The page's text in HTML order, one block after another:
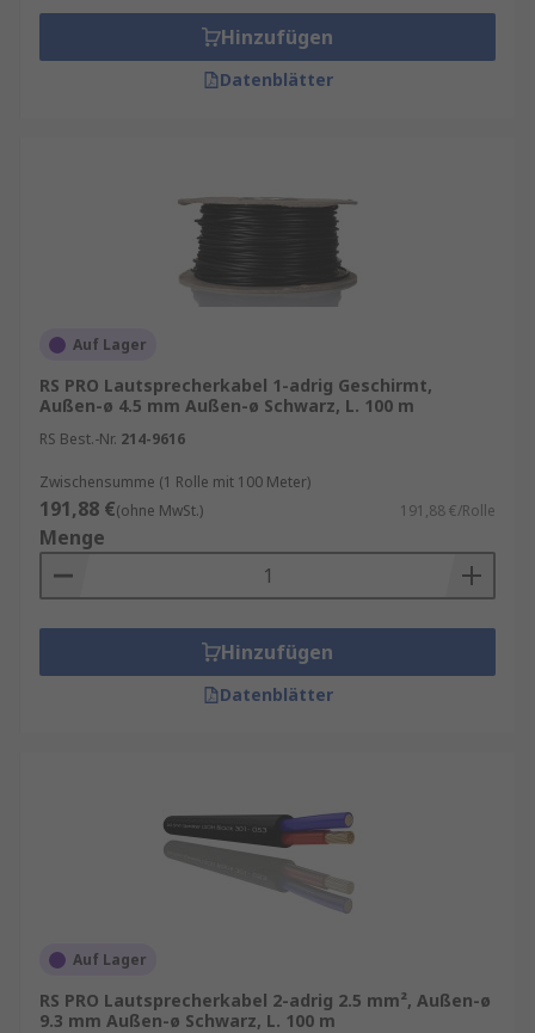
Hinzufügen
Datenblätter
Auf Lager
RS PRO Lautsprecherkabel 1-adrig Geschirmt,
Außen-ø 4.5 mm Außen-ø Schwarz, L. 100 m
RS Best.-Nr. 214-9616
Zwischensumme (1 Rolle mit 100 Meter)
191,88 €(ohne MwSt.) 191,88 €/Rolle
Menge
Hinzufügen
Datenblätter
Auf Lager
RS PRO Lautsprecherkabel 2-adrig 2.5 mm², Außen-ø
9.3 mm Außen-ø Schwarz, L. 100 m